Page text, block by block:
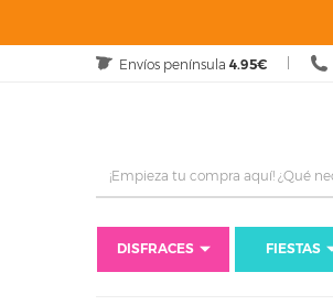
Envíos península 4.95€
DISFRACES FIESTAS